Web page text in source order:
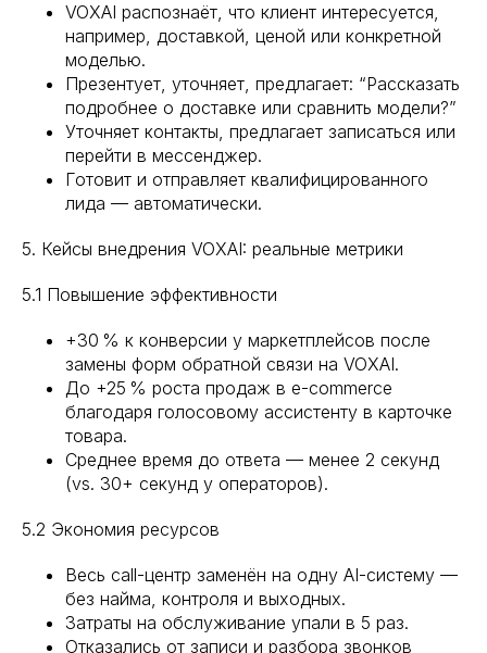
VOXAI распознаёт, что клиент интересуется,
например, доставкой, ценой или конкретной
моделью.
Презентует, уточняет, предлагает: “Рассказать
подробнее о доставке или сравнить модели?”
Уточняет контакты, предлагает записаться или
перейти в мессенджер.
Готовит и отправляет квалифицированного
лида — автоматически.
5. Кейсы внедрения VOXAI: реальные метрики
5.1 Повышение эффективности
+30 % к конверсии у маркетплейсов после
замены форм обратной связи на VOXAI.
До +25 % роста продаж в e-commerce
благодаря голосовому ассистенту в карточке
товара.
Среднее время до ответа — менее 2 секунд
(vs. 30+ секунд у операторов).
5.2 Экономия ресурсов
Весь call-центр заменён на одну AI-систему —
без найма, контроля и выходных.
Затраты на обслуживание упали в 5 раз.
Отказались от записи и разбора звонков